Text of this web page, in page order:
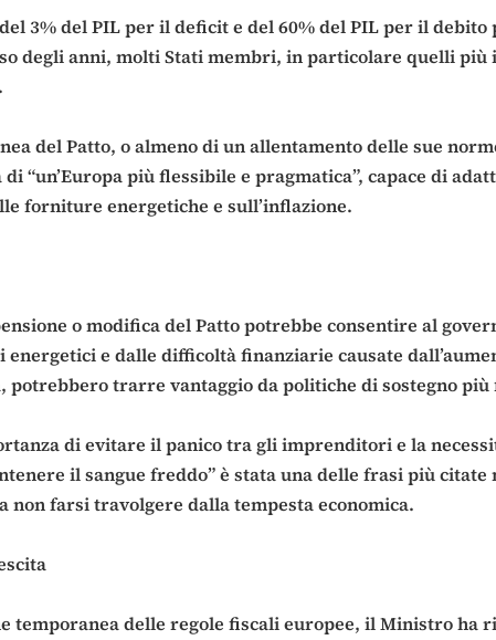
3% del PIL per il deficit e del 60% del PIL per il
degli anni, molti Stati membri, in particolare quelli
del Patto, o almeno di un allentamento delle sue
“un’Europa più flessibile e pragmatica”, capace di
forniture energetiche e sull’inflazione.
o modifica del Patto potrebbe consentire al
e dalle difficoltà finanziarie causate
potrebbero trarre vantaggio da politiche di sostegno
di evitare il panico tra gli imprenditori e la
il sangue freddo” è stata una delle frasi più
non farsi travolgere dalla tempesta economica.
temporanea delle regole fiscali europee, il Ministro